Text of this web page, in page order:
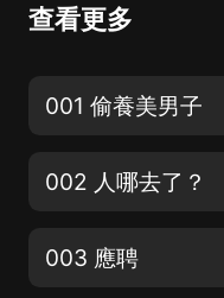
查看更多
001 偷養美男子
002 人哪去了？
003 應聘